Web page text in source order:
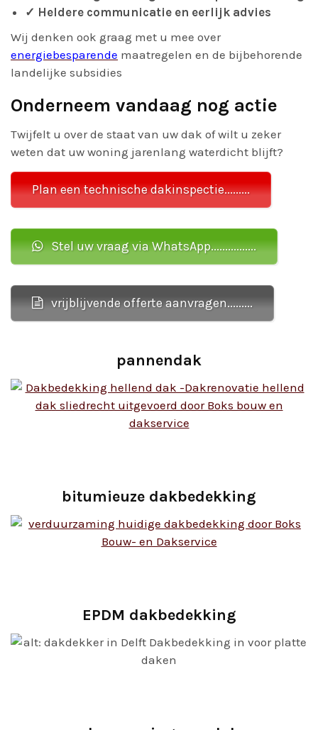
✓ Heldere communicatie en eerlijk advies
Wij denken ook graag met u mee over
energiebesparende maatregelen en de bijbehorende
landelijke subsidies
Onderneem vandaag nog actie
Twijfelt u over de staat van uw dak of wilt u zeker
weten dat uw woning jarenlang waterdicht blijft?
Plan een technische dakinspectie.........
Stel uw vraag via WhatsApp................
vrijblijvende offerte aanvragen.........
pannendak
bitumieuze dakbedekking
EPDM dakbedekking